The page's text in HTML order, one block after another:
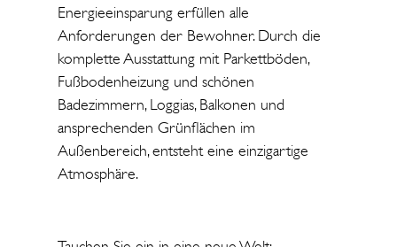
Energieeinsparung erfüllen alle
Anforderungen der Bewohner. Durch die
komplette Ausstattung mit Parkettböden,
Fußbodenheizung und schönen
Badezimmern, Loggias, Balkonen und
ansprechenden Grünflächen im
Außenbereich, entsteht eine einzigartige
Atmosphäre.